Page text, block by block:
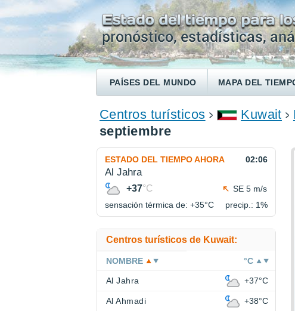
PAÍSES DEL MUNDO MAPA DEL
ENCONTRAR UN HOTEL
Centros turísticos Kuwait
septiembre
ESTADO DEL TIEMPO AHORA 02:06
Al Jahra
+37°C
SE 5 m/s
sensación térmica de: +35°C precip.: 1%
Centros turísticos de Kuwait:
NOMBRE °C
Al Jahra +37°C
Al Ahmadi +38°C